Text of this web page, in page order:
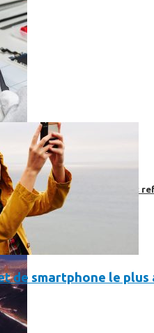
bon vieux appareil photo «
de smartphone le